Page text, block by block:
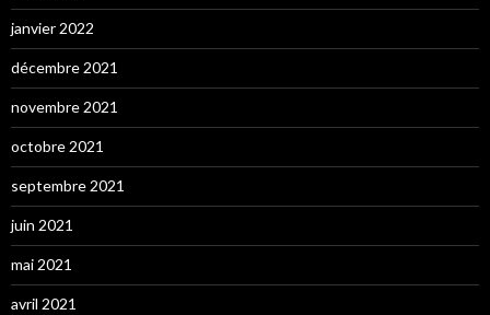
janvier 2022
décembre 2021
novembre 2021
octobre 2021
septembre 2021
juin 2021
mai 2021
avril 2021